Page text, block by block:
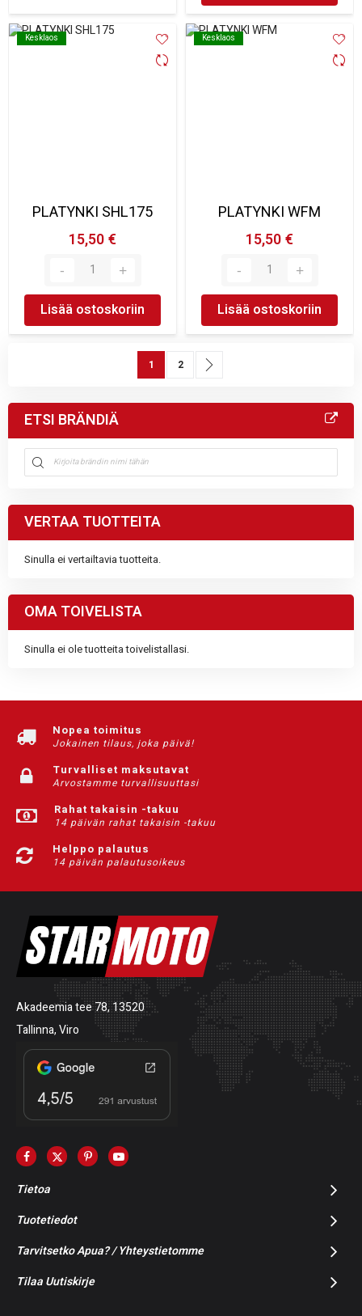
Kesklaos
Kesklaos
PLATYNKI SHL175
15,50 €
Lisää ostoskoriin
Kesklaos
Kesklaos
PLATYNKI WFM
15,50 €
Lisää ostoskoriin
SivuYou're currently reading page
1 Sivu
2
ETSI BRÄNDIÄ
VERTAA TUOTTEITA
Sinulla ei vertailtavia tuotteita.
OMA TOIVELISTA
Sinulla ei ole tuotteita toivelistallasi.
Nopea toimitus
Jokainen tilaus, joka päivä!
Turvalliset maksutavat
Arvostamme turvallisuuttasi
Rahat takaisin -takuu
14 päivän rahat takaisin -takuu
Helppo palautus
14 päivän palautusoikeus
Akadeemia tee 78, 13520
Tallinna, Viro
Tietoa
Tuotetiedot
Tarvitsetko Apua? / Yhteystietomme
Tilaa Uutiskirje